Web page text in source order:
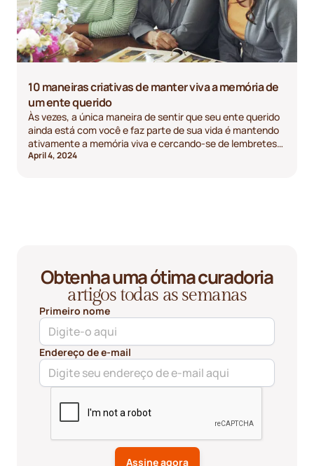
10 maneiras criativas de manter viva a memória de
um ente querido
Às vezes, a única maneira de sentir que seu ente querido
ainda está com você e faz parte de sua vida é mantendo
ativamente a memória viva e cercando-se de lembretes
dele e dos momentos felizes que vocês compartilharam
April 4, 2024
Obtenha uma ótima curadoria
artigos todas as semanas
Primeiro nome
Endereço de e-mail